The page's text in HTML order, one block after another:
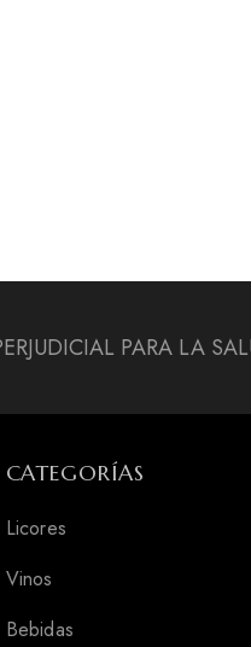
PARA LA
CATEGORÍAS
Licores
Vinos
Bebidas